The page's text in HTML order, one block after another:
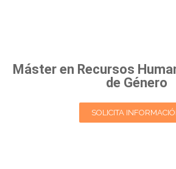
Máster en Recursos
de Género
SOLICITA